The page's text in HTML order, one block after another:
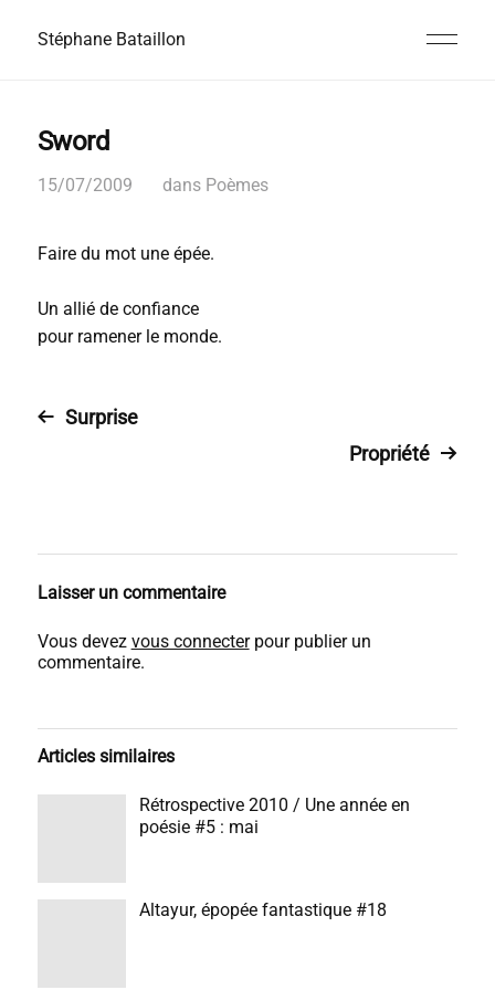
Stéphane Bataillon
Sword
15/07/2009 dans Poèmes
Faire du mot une épée.
Un allié de confiance
pour ramener le monde.
Surprise
Propriété
Laisser un commentaire
Vous devez vous connecterpour publier un
commentaire.
Articles similaires
Rétrospective 2010 / Une année en
poésie #5 : mai
Altayur, épopée fantastique #18